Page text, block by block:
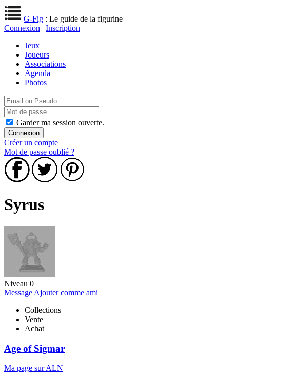
G-Fig : Le guide de la figurine
Connexion | Inscription
Jeux
Joueurs
Associations
Agenda
Photos
Garder ma session ouverte.
Créer un compte
Mot de passe oublié ?
Syrus
Niveau 0
Message Ajouter comme ami
Collections
Vente
Achat
Age of Sigmar
Ma page sur ALN